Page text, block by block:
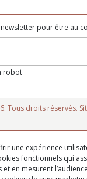
pour être au
robot
Tous droits réservés.
une expérience
fonctionnels qui
et en mesurent